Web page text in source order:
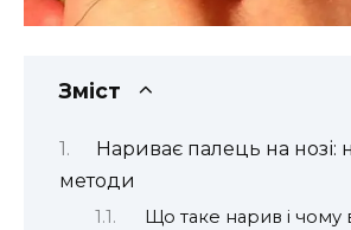
Зміст
Нариває палець на нозі:
методи
Що таке нарив і чому